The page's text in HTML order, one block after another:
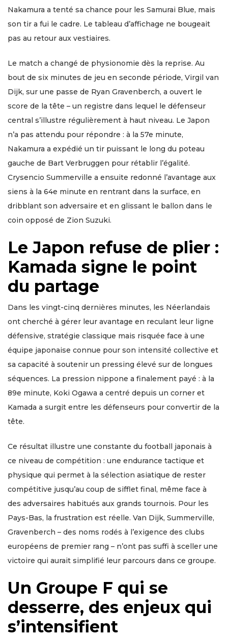
Nakamura a tenté sa chance pour les Samurai Blue, mais
son tir a fui le cadre. Le tableau d’affichage ne bougeait
pas au retour aux vestiaires.
Le match a changé de physionomie dès la reprise. Au
bout de six minutes de jeu en seconde période, Virgil van
Dijk, sur une passe de Ryan Gravenberch, a ouvert le
score de la tête – un registre dans lequel le défenseur
central s’illustre régulièrement à haut niveau. Le Japon
n’a pas attendu pour répondre : à la 57e minute,
Nakamura a expédié un tir puissant le long du poteau
gauche de Bart Verbruggen pour rétablir l’égalité.
Crysencio Summerville a ensuite redonné l’avantage aux
siens à la 64e minute en rentrant dans la surface, en
dribblant son adversaire et en glissant le ballon dans le
coin opposé de Zion Suzuki.
Le Japon refuse de plier :
Kamada signe le point
du partage
Dans les vingt-cinq dernières minutes, les Néerlandais
ont cherché à gérer leur avantage en reculant leur ligne
défensive, stratégie classique mais risquée face à une
équipe japonaise connue pour son intensité collective et
sa capacité à soutenir un pressing élevé sur de longues
séquences. La pression nippone a finalement payé : à la
89e minute, Koki Ogawa a centré depuis un corner et
Kamada a surgit entre les défenseurs pour convertir de la
tête.
Ce résultat illustre une constante du football japonais à
ce niveau de compétition : une endurance tactique et
physique qui permet à la sélection asiatique de rester
compétitive jusqu’au coup de sifflet final, même face à
des adversaires habitués aux grands tournois. Pour les
Pays-Bas, la frustration est réelle. Van Dijk, Summerville,
Gravenberch – des noms rodés à l’exigence des clubs
européens de premier rang – n’ont pas suffi à sceller une
victoire qui aurait simplifié leur parcours dans ce groupe.
Un Groupe F qui se
desserre, des enjeux qui
s’intensifient